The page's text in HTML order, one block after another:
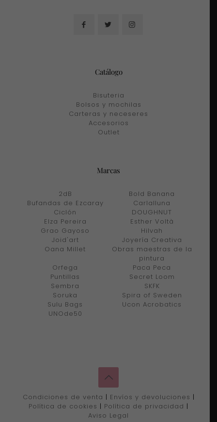
Catálogo
Bisuteria
Bolsos y mochilas
Carteras y neceseres
Accesorios
Outlet
Marcas
2dB
Bold Banana
Bufandas de Ezcaray
Carlalluna
Ciclón
DOUGHNUT
Elza Pereira
Esther Voltà
Grao Gayoso
Hilvah
Joid'art
Joyería Creativa
Oana Millet
Obras maestras de la
pintura
Orfega
Paca Peca
Puntillas
Secret Loom
Sembra
SKFK
Soruka
Spira of Sweden
Sulu Bags
Ucon Acrobatics
UNOde50
Condiciones de venta | Envíos y devoluciones |
Política de cookies | Política de privacidad |
Aviso Legal